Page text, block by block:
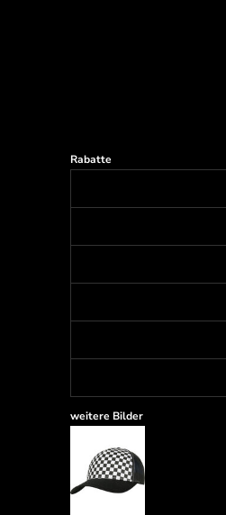
Rabatte
weitere Bilder